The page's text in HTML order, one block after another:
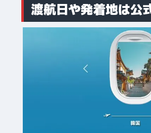
渡航日や発着地は公